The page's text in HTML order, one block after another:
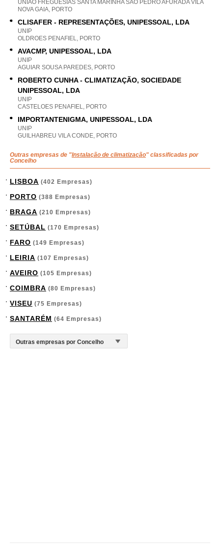
UNIAO FREGUESIAS SANTA MARINHA SAO PEDRO AFURADA VILA
NOVA GAIA, PORTO
CLISAFER - REPRESENTAÇÕES, UNIPESSOAL, LDA
UNIP
OLDROES PENAFIEL, PORTO
AVACMP, UNIPESSOAL, LDA
UNIP
AGUIAR SOUSA PAREDES, PORTO
ROBERTO CUNHA - CLIMATIZAÇÃO, SOCIEDADE
UNIPESSOAL, LDA
UNIP
CASTELOES PENAFIEL, PORTO
IMPORTANTENIGMA, UNIPESSOAL, LDA
UNIP
GUILHABREU VILA CONDE, PORTO
Outras empresas de "Instalação de climatização" classificadas por
Concelho
LISBOA (402 Empresas)
PORTO (388 Empresas)
BRAGA (210 Empresas)
SETÚBAL (170 Empresas)
FARO (149 Empresas)
LEIRIA (107 Empresas)
AVEIRO (105 Empresas)
COIMBRA (80 Empresas)
VISEU (75 Empresas)
SANTARÉM (64 Empresas)